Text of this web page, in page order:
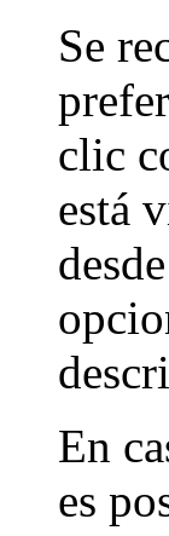
Se
clic
está
En
es